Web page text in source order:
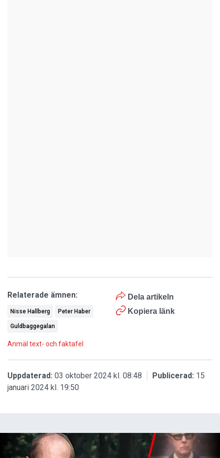
Dela artikeln
Kopiera länk
Relaterade ämnen:
Nisse Hallberg Peter Haber
Guldbaggegalan
Anmäl text- och faktafel
Uppdaterad: 03 oktober 2024 kl. 08:48 Publicerad: 15
januari 2024 kl. 19:50